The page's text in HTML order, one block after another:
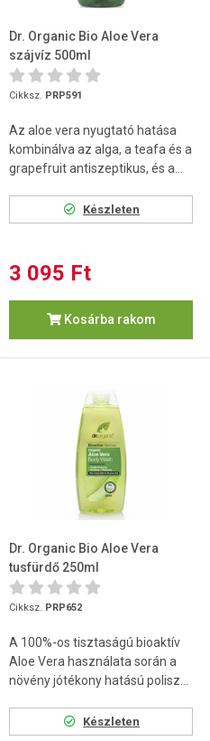
Dr. Organic Bio Aloe Vera
szájvíz 500ml
Cikksz. PRP591
Az aloe vera nyugtató hatása
kombinálva az alga, a teafa és a
grapefruit antiszeptikus, és a...
Készleten
3 095 Ft
Kosárba rakom
Dr. Organic Bio Aloe Vera
tusfürdő 250ml
Cikksz. PRP652
A 100%-os tisztaságú bioaktív
Aloe Vera használata során a
növény jótékony hatású polisz...
Készleten